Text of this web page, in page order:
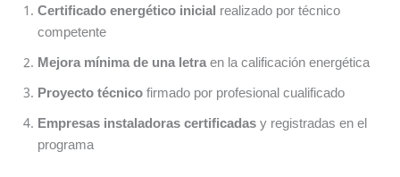
Certificado energético inicial realizado por técnico
competente
Mejora mínima de una letraen la calificación energética
Proyecto técnico firmado por profesional cualificado
Empresas instaladoras certificadas y registradas en el
programa